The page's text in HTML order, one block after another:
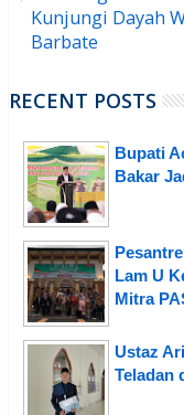
Kunjungi Dayah
Barbate
RECENT POSTS
Bupati
Bakar
Lam U
Mitra
Ustaz
Teladan